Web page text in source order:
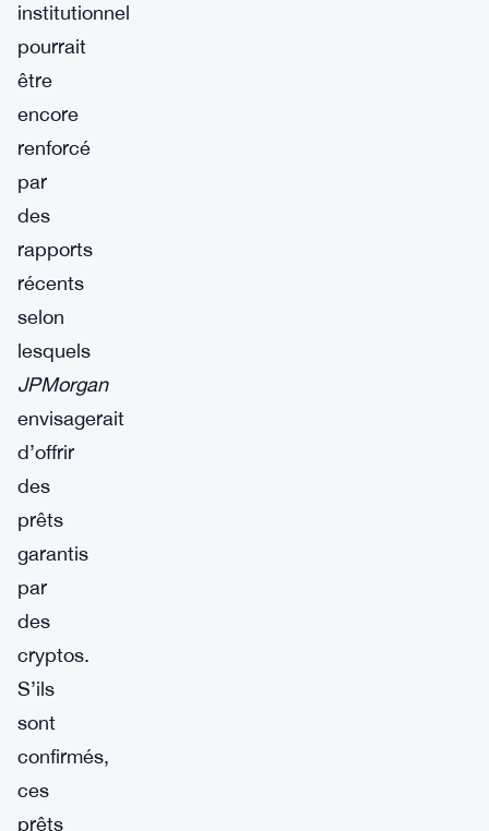
institutionnel
pourrait
être
encore
renforcé
par
des
rapports
récents
selon
lesquels
JPMorgan
envisagerait
d’offrir
des
prêts
garantis
par
des
cryptos.
S’ils
sont
confirmés,
ces
prêts